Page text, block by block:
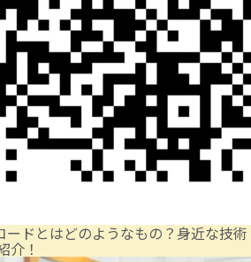
ードとはどのようなもの？身近な技術
介！